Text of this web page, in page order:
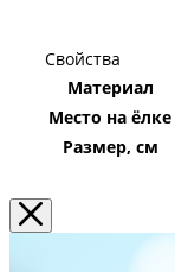
Свойства
Материал
Место на ёлке
Размер, см